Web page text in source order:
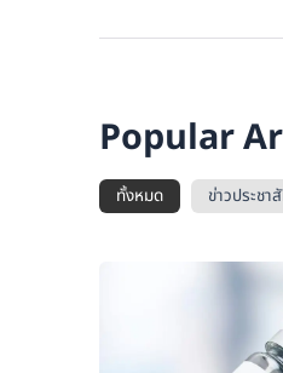
Popular
ทั้งหมด ข่าวประชา